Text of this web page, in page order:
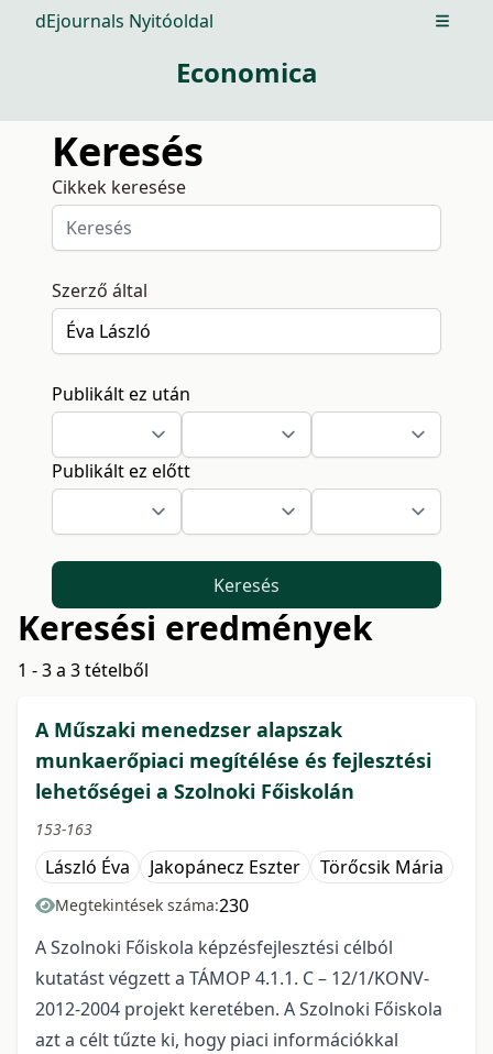
dEjournals Nyitóoldal Open
Economica
Keresés
Cikkek keresése
Szerző által
Publikált ez után
Publikált ez előtt
Keresés
Keresési eredmények
1 - 3 a 3 tételből
A Műszaki menedzser alapszak
munkaerőpiaci megítélése és fejlesztési
lehetőségei a Szolnoki Főiskolán
153-163
László Éva Jakopánecz Eszter Törőcsik Mária
Megtekintések száma:230
A Szolnoki Főiskola képzésfejlesztési célból
kutatást végzett a TÁMOP 4.1.1. C – 12/1/KONV-
2012-2004 projekt keretében. A Szolnoki Főiskola
azt a célt tűzte ki, hogy piaci információkkal